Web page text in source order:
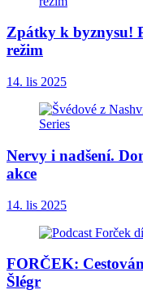
Zpátky k byznysu!
režim
14. lis 2025
Nervy i nadšení.
akce
14. lis 2025
FORČEK:
Šlégr